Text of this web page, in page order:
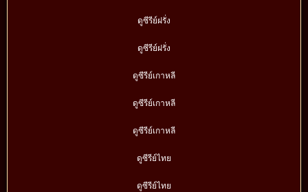
ดูซีรีย์ฝรั่ง
ดูซีรีย์ฝรั่ง
ดูซีรีย์เกาหลี
ดูซีรีย์เกาหลี
ดูซีรีย์เกาหลี
ดูซีรีย์ไทย
ดูซีรีย์ไทย